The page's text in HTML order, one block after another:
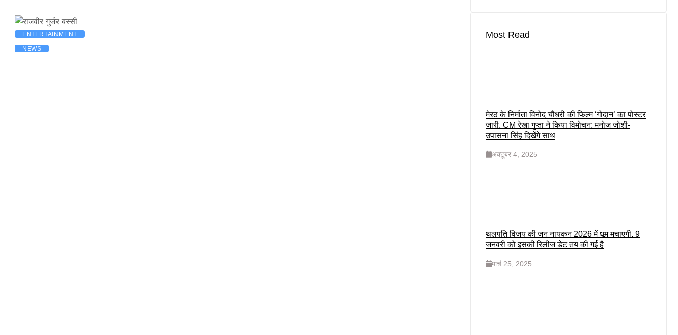
ENTERTAINMENT
NEWS
Most Read
मेरठ के निर्माता विनोद चौधरी की फिल्म ‘गोदान’ का पोस्टर
जारी, CM रेखा गुप्ता ने किया विमोचन; मनोज जोशी-
उपासना सिंह दिखेंगे साथ
अक्टूबर 4, 2025
थलपति विजय की जन नायकन 2026 में धूम मचाएगी, 9
जनवरी को इसकी रिलीज डेट तय की गई है
मार्च 25, 2025